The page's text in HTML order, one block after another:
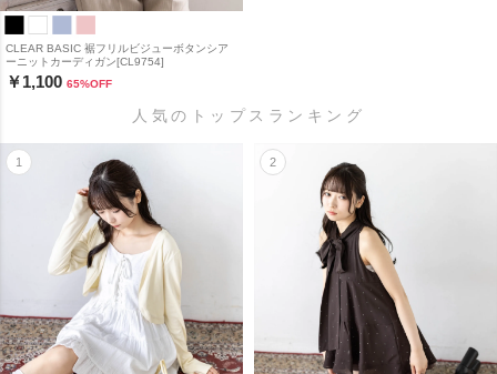
CLEAR BASIC 裾フリルビジューボタンシア
ーニットカーディガン[CL9754]
￥1,100 65%OFF
人気のトップスランキング